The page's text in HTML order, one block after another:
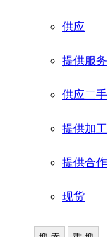
供应
提供服务
供应二手
提供加工
提供合作
现货